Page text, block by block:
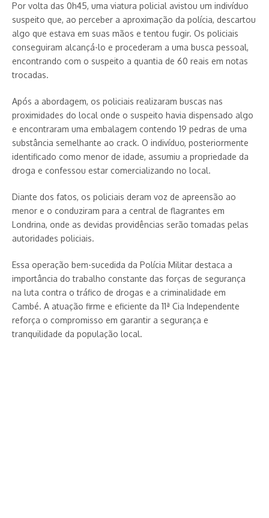
Por volta das 0h45, uma viatura policial avistou um indivíduo
suspeito que, ao perceber a aproximação da polícia, descartou
algo que estava em suas mãos e tentou fugir. Os policiais
conseguiram alcançá-lo e procederam a uma busca pessoal,
encontrando com o suspeito a quantia de 60 reais em notas
trocadas.
Após a abordagem, os policiais realizaram buscas nas
proximidades do local onde o suspeito havia dispensado algo
e encontraram uma embalagem contendo 19 pedras de uma
substância semelhante ao crack. O indivíduo, posteriormente
identificado como menor de idade, assumiu a propriedade da
droga e confessou estar comercializando no local.
Diante dos fatos, os policiais deram voz de apreensão ao
menor e o conduziram para a central de flagrantes em
Londrina, onde as devidas providências serão tomadas pelas
autoridades policiais.
Essa operação bem-sucedida da Polícia Militar destaca a
importância do trabalho constante das forças de segurança
na luta contra o tráfico de drogas e a criminalidade em
Cambé. A atuação firme e eficiente da 11ª Cia Independente
reforça o compromisso em garantir a segurança e
tranquilidade da população local.